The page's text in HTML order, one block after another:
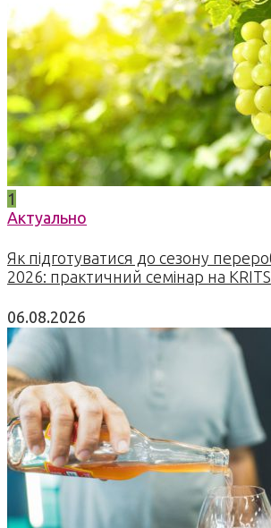
1
Актуально
Як підготуватися до сезону
2026: практичний семінар на
06.08.2026